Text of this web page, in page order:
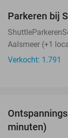
Parkeren bij
Aalsmeer (+1
Verkocht: 1.791
minuten)